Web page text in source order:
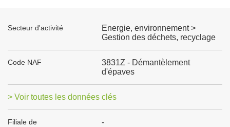
Secteur d'activité
Energie, environnement >
Gestion des déchets, recyclage
Code NAF
3831Z - Démantèlement
d'épaves
> Voir toutes les données clés
Filiale de -